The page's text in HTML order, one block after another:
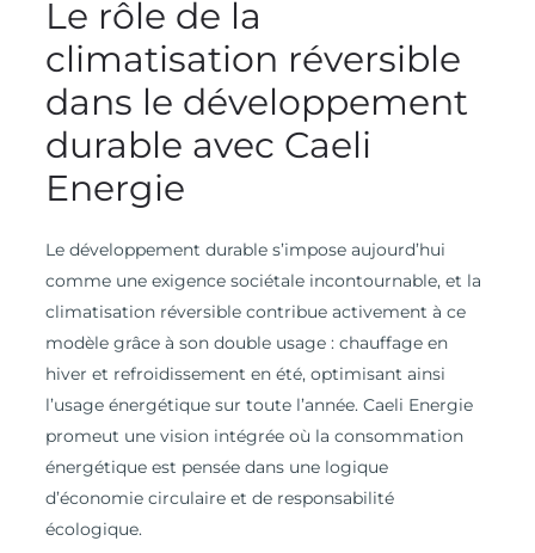
Le rôle de la
climatisation réversible
dans le développement
durable avec Caeli
Energie
Le développement durable s’impose aujourd’hui
comme une exigence sociétale incontournable, et la
climatisation réversible contribue activement à ce
modèle grâce à son double usage : chauffage en
hiver et refroidissement en été, optimisant ainsi
l’usage énergétique sur toute l’année. Caeli Energie
promeut une vision intégrée où la consommation
énergétique est pensée dans une logique
d’économie circulaire et de responsabilité
écologique.